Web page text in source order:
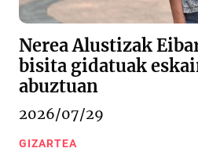
Nerea Alustizak
bisita gidatuak
abuztuan
2026/07/29
GIZARTEA